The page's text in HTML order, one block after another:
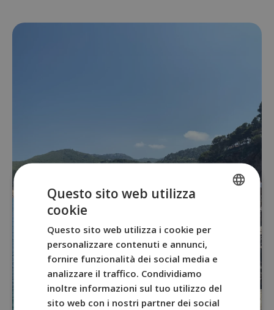
ENGLISH
GERMAN
Questo sito web utilizza
cookie
Questo sito web utilizza i cookie per
personalizzare contenuti e annunci,
fornire funzionalità dei social media e
analizzare il traffico. Condividiamo
inoltre informazioni sul tuo utilizzo del
sito web con i nostri partner dei social